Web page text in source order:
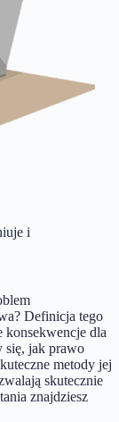
i
Definicja tego
konsekwencje dla
się, jak prawo
metody jej
skutecznie
znajdziesz